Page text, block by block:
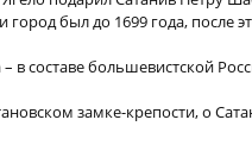
был до 1699 года, после
в составе большевистской
замке-крепости, о